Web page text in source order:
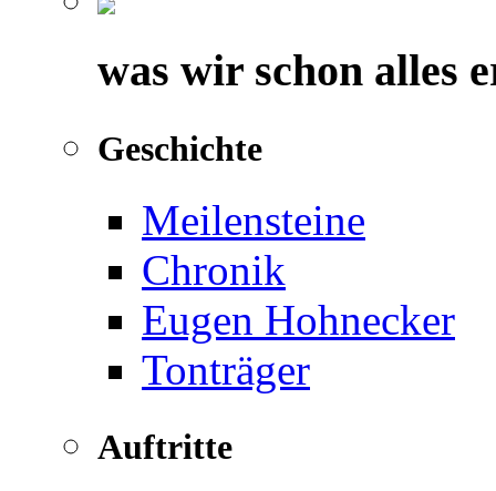
was wir schon alles
Geschichte
Meilensteine
Chronik
Eugen Hohnecker
Tonträger
Auftritte